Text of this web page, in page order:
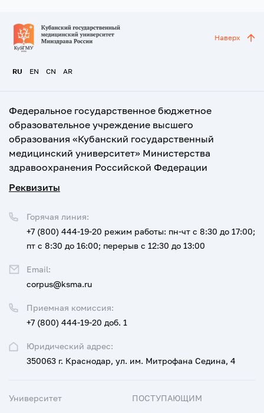
RU EN CN AR
Наверх
Федеральное государственное бюджетное
образовательное учреждение высшего
образования «Кубанский государственный
медицинский университет» Министерства
здравоохранения Российской Федерации
Реквизиты
Юридический адрес:
350063 г. Краснодар, ул. им. Митрофана Седина, 4
Приемная комиссия:
+7 (800) 444-19-20 доб. 1
Горячая линия:
+7 (800) 444-19-20 режим работы: пн-чт с 8:30 до 17:00;
пт с 8:30 до 16:00; перерыв с 12:30 до 13:00
Email:
corpus@ksma.ru
Университет ПОСТУПАЮЩИМ